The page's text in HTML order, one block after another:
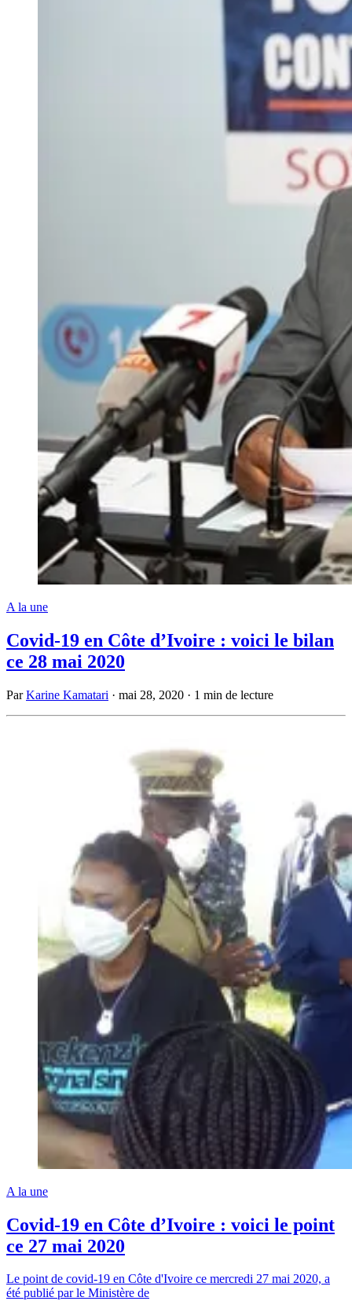
A la une
Covid-19 en Côte d’Ivoire : voici le bilan
ce 28 mai 2020
ParKarine Kamatari · mai 28, 2020 · 1 min de lecture
A la une
Covid-19 en Côte d’Ivoire : voici le point
ce 27 mai 2020
Le point de covid-19 en Côte d'Ivoire ce mercredi 27 mai 2020, a
été publié par le Ministère de